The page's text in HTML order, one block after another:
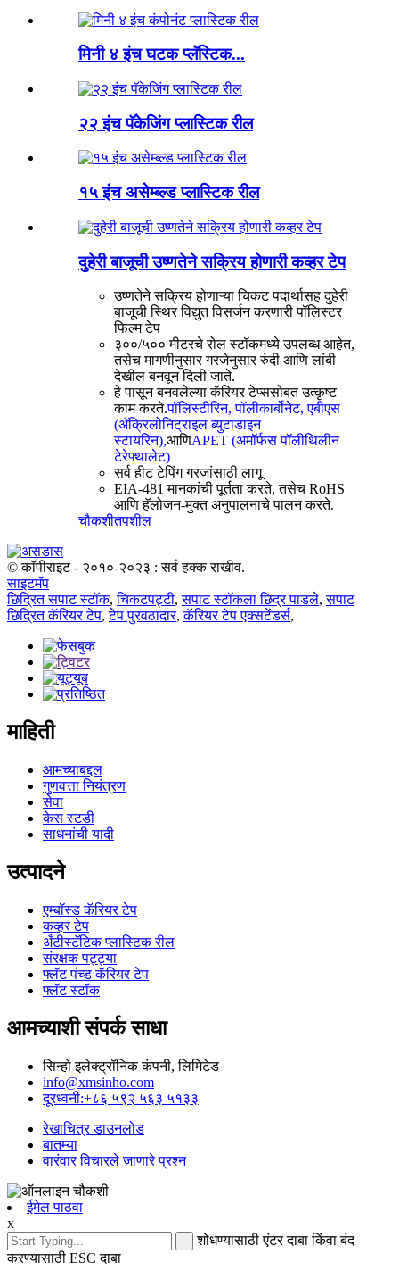
मिनी ४ इंच घटक प्लॅस्टिक...
२२ इंच पॅकेजिंग प्लास्टिक रील
१५ इंच असेम्ब्ल्ड प्लास्टिक रील
दुहेरी बाजूची उष्णतेने सक्रिय होणारी कव्हर टेप
उष्णतेने सक्रिय होणाऱ्या चिकट पदार्थासह दुहेरी
बाजूची स्थिर विद्युत विसर्जन करणारी पॉलिस्टर
फिल्म टेप
३००/५०० मीटरचे रोल स्टॉकमध्ये उपलब्ध आहेत,
तसेच मागणीनुसार गरजेनुसार रुंदी आणि लांबी
देखील बनवून दिली जाते.
हे पासून बनवलेल्या कॅरियर टेप्ससोबत उत्कृष्ट
काम करते.पॉलिस्टीरिन, पॉलीकार्बोनेट, एबीएस
(ॲक्रिलोनिट्राइल ब्युटाडाइन
स्टायरिन),आणिAPET (अमॉर्फस पॉलीथिलीन
टेरेफ्थालेट)
सर्व हीट टेपिंग गरजांसाठी लागू
EIA-481 मानकांची पूर्तता करते, तसेच RoHS
आणि हॅलोजन-मुक्त अनुपालनाचे पालन करते.
चौकशीतपशील
© कॉपीराइट - २०१०-२०२३ : सर्व हक्क राखीव.
साइटमॅप
छिद्रित सपाट स्टॉक,चिकटपट्टी,सपाट स्टॉकला छिद्र पाडले,सपाट
छिद्रित कॅरियर टेप,टेप पुरवठादार,कॅरियर टेप एक्सटेंडर्स,
माहिती
आमच्याबद्दल
गुणवत्ता नियंत्रण
सेवा
केस स्टडी
साधनांची यादी
उत्पादने
एम्बॉस्ड कॅरियर टेप
कव्हर टेप
अँटीस्टॅटिक प्लास्टिक रील
संरक्षक पट्ट्या
फ्लॅट पंच्ड कॅरियर टेप
फ्लॅट स्टॉक
आमच्याशी संपर्क साधा
सिन्हो इलेक्ट्रॉनिक कंपनी, लिमिटेड
info@xmsinho.com
दूरध्वनी:+८६ ५९२ ५६३ ५१३३
रेखाचित्र डाउनलोड
बातम्या
वारंवार विचारले जाणारे प्रश्न
ईमेल पाठवा
x
शोधण्यासाठी एंटर दाबा किंवा बंद
करण्यासाठी ESC दाबा